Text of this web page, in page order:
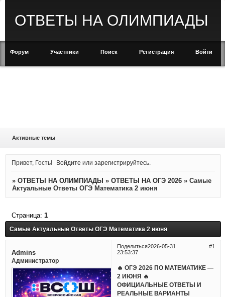
ОТВЕТЫ НА ОЛИМПИАДЫ
Форум Участники Поиск Регистрация Войти
Активные темы
Привет, Гость! Войдите илизарегистрируйтесь
» ОТВЕТЫ НА ОЛИМПИАДЫ » ОТВЕТЫ НА ОГЭ 2026 » Самые
Актуальные Ответы ОГЭ Математика 2 июня
Самые Актуальные Ответы ОГЭ Математика 2 июня
Страница: 1
Поделиться 1
2026-05-31
23:53:37
Admins
Администратор
🔥 ОГЭ 2026 ПО МАТЕМАТИКЕ —
2 ИЮНЯ 🔥
ОФИЦИАЛЬНЫЕ ОТВЕТЫ И
РЕАЛЬНЫЕ ВАРИАНТЫ